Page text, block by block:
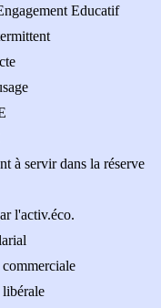
Educatif
à servir dans la réserve
l'activ.éco.
libérale